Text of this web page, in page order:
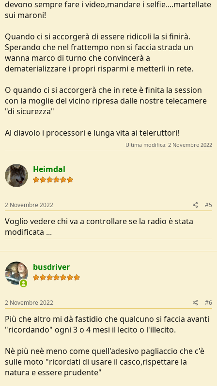
devono sempre fare i video,mandare i selfie....martellate
sui maroni!
Quando ci si accorgerà di essere ridicoli la si finirà.
Sperando che nel frattempo non si faccia strada un
wanna marco di turno che convincerà a
dematerializzare i propri risparmi e metterli in rete.
O quando ci si accorgerà che in rete è finita la session
con la moglie del vicino ripresa dalle nostre telecamere
"di sicurezza"
Al diavolo i processori e lunga vita ai teleruttori!
Ultima modifica: 2 Novembre 2022
Heimdal
2 Novembre 2022 #5
Voglio vedere chi va a controllare se la radio è stata
modificata ...
busdriver
2 Novembre 2022 #6
Più che altro mi dà fastidio che qualcuno si faccia avanti
"ricordando" ogni 3 o 4 mesi il lecito o l'illecito.
Nè più neè meno come quell'adesivo pagliaccio che c'è
sulle moto "ricordati di usare il casco,rispettare la
natura e essere prudente"